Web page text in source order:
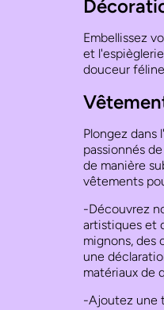
Embellissez
et
douceur
Plongez
passionnés
de manière
vêtements
-Découvrez
artistiques et
mignons, des
une
matériaux de
-Ajoutez une